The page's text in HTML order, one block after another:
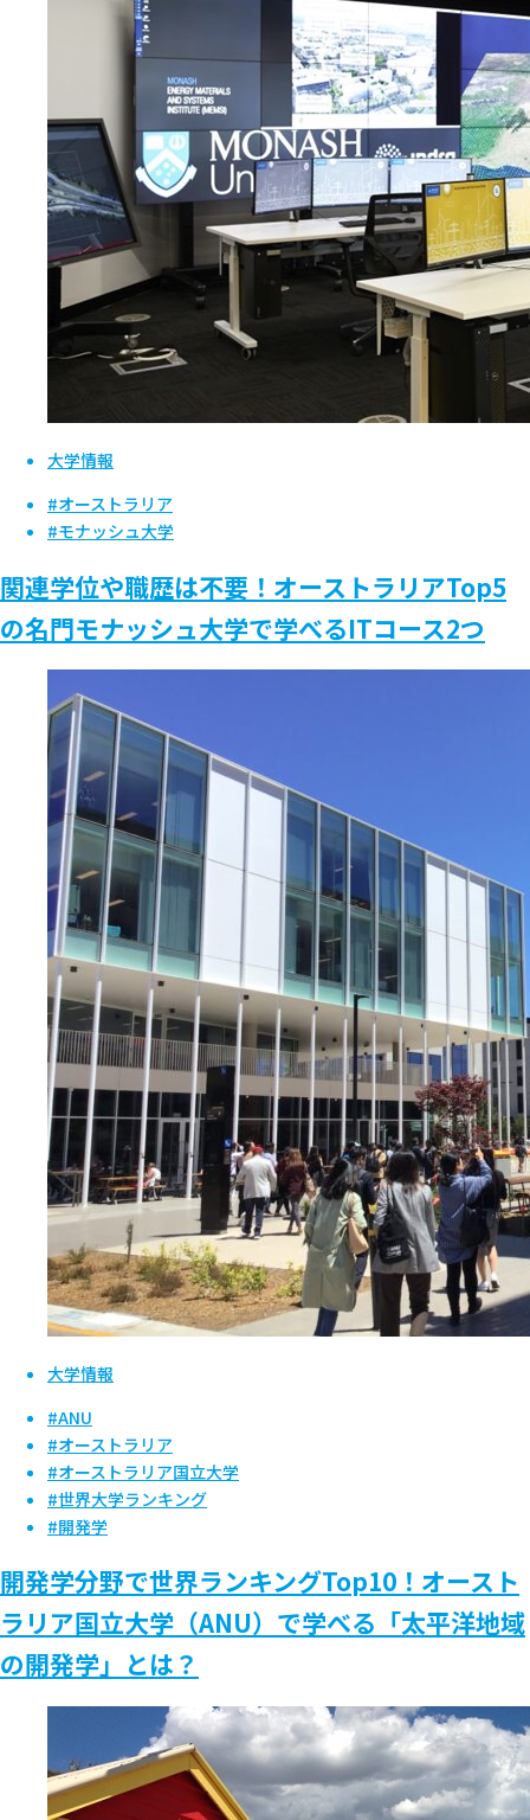
大学情報
#オーストラリア
#モナッシュ大学
関連学位や職歴は不要！オーストラリアTop5
の名門モナッシュ大学で学べるITコース2つ
大学情報
#ANU
#オーストラリア
#オーストラリア国立大学
#世界大学ランキング
#開発学
開発学分野で世界ランキングTop10！オースト
ラリア国立大学（ANU）で学べる「太平洋地域
の開発学」とは？